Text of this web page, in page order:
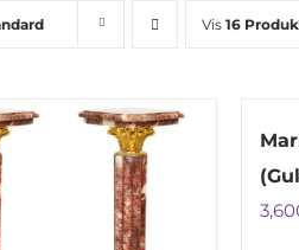
Vis 16